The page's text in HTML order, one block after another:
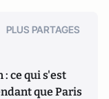
PLUS PARTAGES
: ce qui s'est
que Paris